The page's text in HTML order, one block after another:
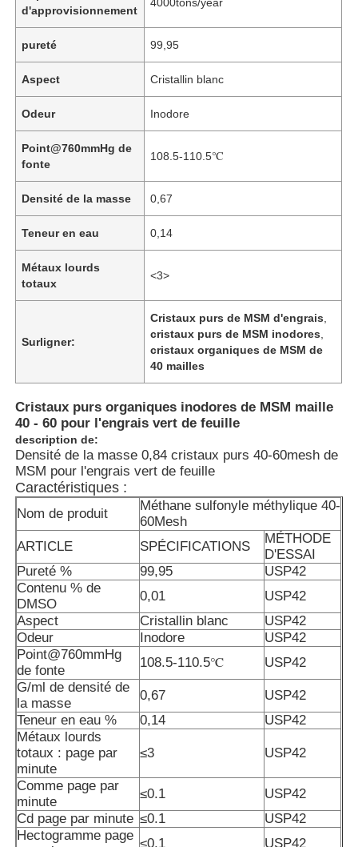
À la maison
Produits
Vidéos
d'approvisionnement
pureté 99,95
Aspect Cristallin blanc
Odeur Inodore
Point@760mmHg de
fonte
108.5-110.5℃
Densité de la masse 0,67
Teneur en eau 0,14
Métaux lourds
totaux
<3>
Surligner:
Cristaux purs de MSM d'engrais
cristaux purs de MSM inodores
cristaux organiques de MSM de
40 mailles
Cristaux purs organiques inodores de MSM maille
40 - 60 pour l'engrais vert de feuille
description de:
Densité de la masse 0,84 cristaux purs 40-60mesh de
MSM pour l'engrais vert de feuille
Caractéristiques :
Nom de produit
Méthane sulfonyle méthylique 40-
60Mesh
ARTICLE
SPÉCIFICATIONS
MÉTHODE
D'ESSAI
Pureté %
99,95
USP42
Contenu % de
DMSO
0,01
USP42
Aspect
Cristallin blanc
USP42
Odeur
Inodore
USP42
Point@760mmHg
de fonte
108.5-110.5℃
USP42
G/ml de densité de
la masse
0,67
USP42
Teneur en eau %
0,14
USP42
Métaux lourds
totaux : page par
minute
≤3 USP42
Comme page par
minute
≤0.1
USP42
Cd page par minute ≤0.1
USP42
Hectogramme page
≤0.1
USP42